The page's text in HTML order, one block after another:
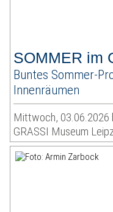
SOMMER im
Buntes Sommer-
Innenräumen
Mittwoch, 03.06.2026
GRASSI Museum